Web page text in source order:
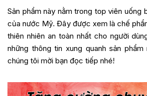
Sản phẩm này nằm trong top viên uống
của nước Mỹ. Đây được xem là chế
thiên nhiên an toàn nhất cho người
những thông tin xung quanh sản
chúng tôi mời bạn đọc tiếp nhé!